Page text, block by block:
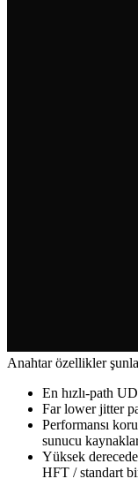
Anahtar özellikler
En hızlı-path
Far lower jitter
Performansı
sunucu
Yüksek
HFT / standart